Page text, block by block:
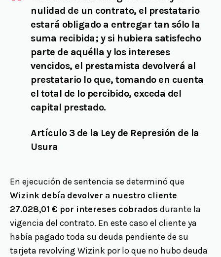
nulidad de un contrato, el prestatario
estará obligado a entregar tan sólo la
suma recibida; y si hubiera satisfecho
parte de aquélla y los intereses
vencidos, el prestamista devolverá al
prestatario lo que, tomando en cuenta
el total de lo percibido, exceda del
capital prestado.
Artículo 3 de la Ley de Represión de la
Usura
En ejecución de sentencia se determinó que
Wizink debía devolver a nuestro cliente
27.028,01 € por intereses cobrados durante la
vigencia del contrato. En este caso el cliente ya
había pagado toda su deuda pendiente de su
tarjeta revolving Wizink por lo que no hubo deuda